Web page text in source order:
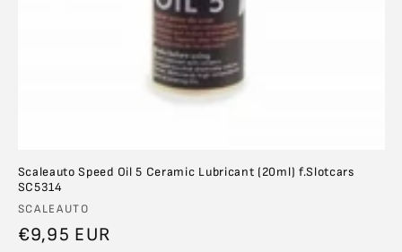
Scaleauto Speed Oil 5 Ceramic Lubricant (20ml) f.Slotcars
SC5314
Anbieter:
SCALEAUTO
Normaler
€9,95 EUR